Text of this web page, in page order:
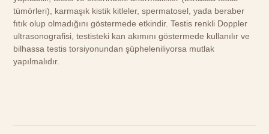
tümörleri), karmaşık kistik kitleler, spermatosel, yada beraber
fıtık olup olmadığını göstermede etkindir. Testis renkli Doppler
ultrasonografisi, testisteki kan akımını göstermede kullanılır ve
bilhassa testis torsiyonundan şüpheleniliyorsa mutlak
yapılmalıdır.